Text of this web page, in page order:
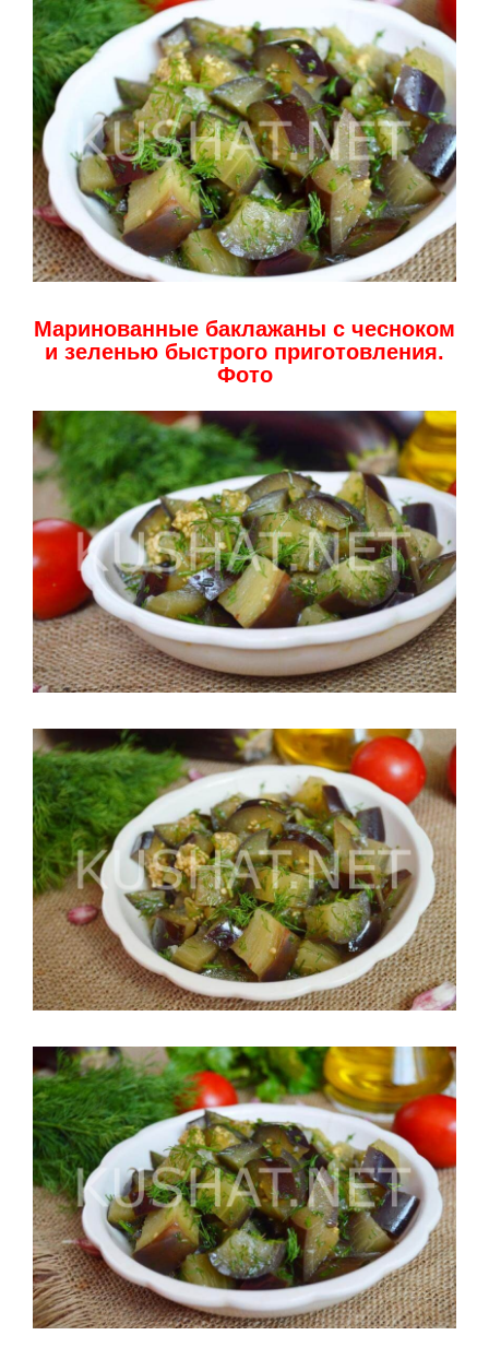
Маринованные баклажаны с чесноком
и зеленью быстрого приготовления.
Фото